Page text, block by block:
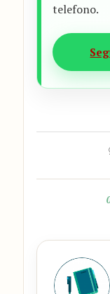
telefono.